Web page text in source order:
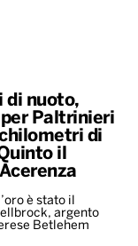
di nuoto,
per Paltrinieri
di
il
è stato il
argento
Betlehem